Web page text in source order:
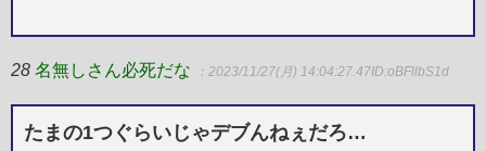
28 名無しさん必死だな ：2023/11/27(月) 14:04:27.47ID:oBFllbS1d
たまの1つぐらいじゃデブんねぇだろ…